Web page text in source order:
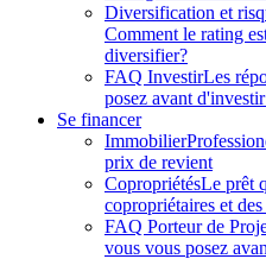
Diversification et
Comment le rating
diversifier?
FAQ InvestirLes
posez avant
Se financer
Immobilier
prix de revient
CopropriétésLe prêt
copropriétaires et
FAQ Porteur de
vous vous posez